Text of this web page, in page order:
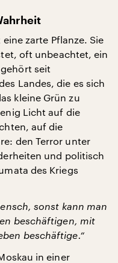
zarte Pflanze. Sie
oft unbeachtet, ein
seit
Landes, die es sich
kleine Grün zu
Licht auf die
auf die
den Terror unter
und politisch
des Kriegs
sonst kann man
beschäftigen, mit
beschäftige.“
in einer